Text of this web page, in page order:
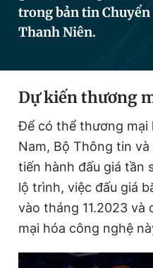
Theo dõi báo trên
Hotline
0906 645 777
Đặt báo Quảng cáo
Tổng biên tập: Nguyễn Ngọc
Phó tổng biên tập thường
Phó tổng biên tập: Lâm Hiếu
Phó tổng biên tập: Trần Việt
Giấy phép xuất bản số 110/
trong bản tin Chuyển
Thanh Niên.
Dự kiến thương
Để có thể thương mại
Nam, Bộ Thông tin
tiến hành đấu giá tần
lộ trình, việc đấu giá
vào tháng 11.2023
mại hóa công nghệ